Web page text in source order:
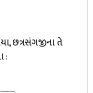
છત્રસંગજીના તે
: